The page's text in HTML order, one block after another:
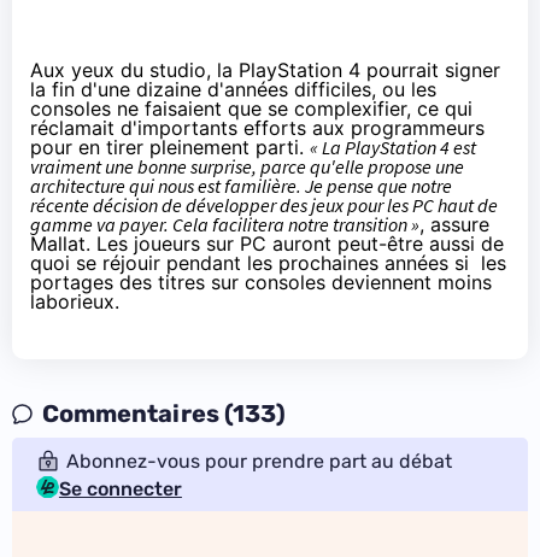
Aux yeux du studio, la PlayStation 4 pourrait signer
la fin d'une dizaine d'années difficiles, ou les
consoles ne faisaient que se complexifier, ce qui
réclamait d'importants efforts aux programmeurs
pour en tirer pleinement parti. « La PlayStation 4 est
vraiment une bonne surprise, parce qu'elle propose une
architecture qui nous est familière. Je pense que notre
récente décision de développer des jeux pour les PC haut de
gamme va payer. Cela facilitera notre transition », assure
Mallat. Les joueurs sur PC auront peut-être aussi de
quoi se réjouir pendant les prochaines années si les
portages des titres sur consoles deviennent moins
laborieux.
Commentaires (133)
Abonnez-vous pour prendre part au débat
Se connecter